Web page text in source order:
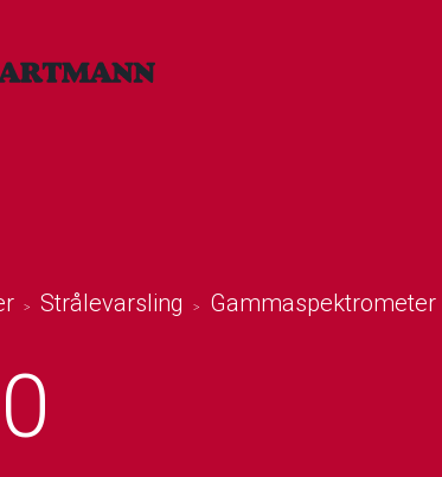
> Strålevarsling > Gammaspektrometer